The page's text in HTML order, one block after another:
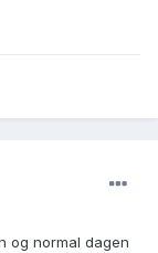
og normal dagen